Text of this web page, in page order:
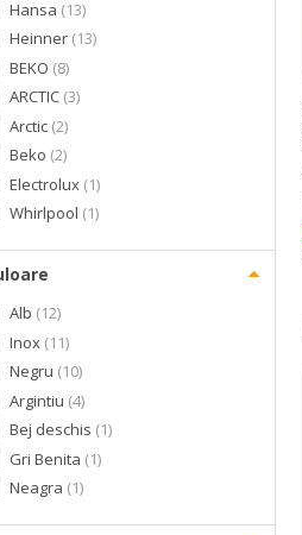
Hansa 13
Heinner 13
BEKO 8
ARCTIC 3
Arctic 2
Beko 2
Electrolux 1
Whirlpool 1
Alb 12
Inox 11
Negru 10
Argintiu 4
Bej deschis 1
Gri Benita 1
Neagra 1